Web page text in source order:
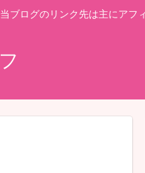
ブログのリンク先は主にアフ